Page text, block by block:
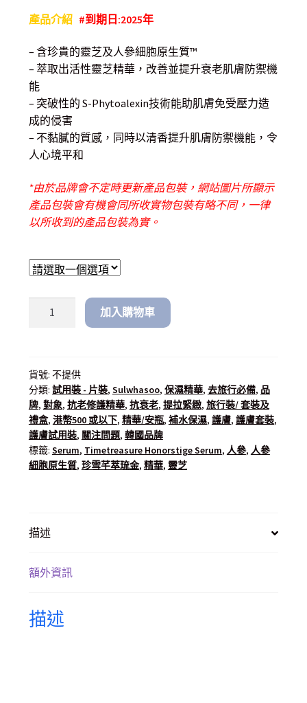
產品介紹 #到期日:2025年
– 含珍貴的靈芝及人參細胞原生質™
– 萃取出活性靈芝精華，改善並提升衰老肌膚防禦機
能
– 突破性的 S-Phytoalexin技術能助肌膚免受壓力造
成的侵害
– 不黏膩的質感，同時以清香提升肌膚防禦機能，令
人心境平和
*由於品牌會不定時更新產品包裝，網站圖片所顯示
產品包裝會有機會同所收實物包裝有略不同，一律
以所收到的產品包裝為實。
加入購物車
貨號: 不提供
分類: 試用裝 - 片裝, Sulwhasoo, 保濕精華, 去旅行必備, 品
牌, 對象, 抗老修護精華, 抗衰老, 提拉緊緻, 旅行裝/ 套裝及
禮盒, 港幣500 或以下, 精華/安瓶, 補水保濕, 護膚, 護膚套裝,
護膚試用裝, 關注問題, 韓國品牌
標籤: Serum, Timetreasure Honorstige Serum, 人參, 人參
細胞原生質, 珍雪芊萃琉金, 精華, 靈芝
描述
額外資訊
描述